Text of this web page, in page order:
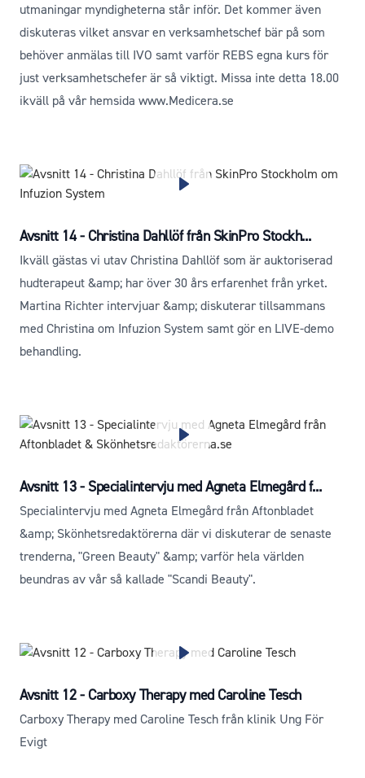
utmaningar myndigheterna står inför. Det kommer även
diskuteras vilket ansvar en verksamhetschef bär på som
behöver anmälas till IVO samt varför REBS egna kurs för
just verksamhetschefer är så viktigt. Missa inte detta 18.00
ikväll på vår hemsida www.Medicera.se
Avsnitt 14 - Christina Dahllöf från SkinPro Stockh...
Ikväll gästas vi utav Christina Dahllöf som är auktoriserad
hudterapeut &amp; har över 30 års erfarenhet från yrket.
Martina Richter intervjuar &amp; diskuterar tillsammans
med Christina om Infuzion System samt gör en LIVE-demo
behandling.
Avsnitt 13 - Specialintervju med Agneta Elmegård f...
Specialintervju med Agneta Elmegård från Aftonbladet
&amp; Skönhetsredaktörerna där vi diskuterar de senaste
trenderna, "Green Beauty" &amp; varför hela världen
beundras av vår så kallade "Scandi Beauty".
Avsnitt 12 - Carboxy Therapy med Caroline Tesch
Carboxy Therapy med Caroline Tesch från klinik Ung För
Evigt